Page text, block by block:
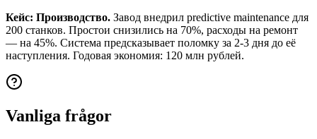
Кейс: Производство. Завод внедрил predictive maintenance для
200 станков. Простои снизились на 70%, расходы на ремонт
— на 45%. Система предсказывает поломку за 2-3 дня до её
наступления. Годовая экономия: 120 млн рублей.
Vanliga frågor